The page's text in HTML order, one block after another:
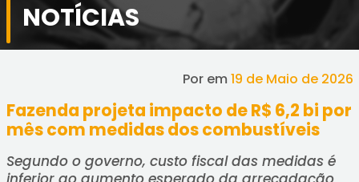
NOTÍCIAS
Por em 19 de Maio de 2026
Fazenda projeta impacto de R$ 6,2 bi por
mês com medidas dos combustíveis
Segundo o governo, custo fiscal das medidas é